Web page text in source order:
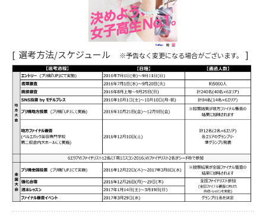
選考方法/スケジュール ※予告なく変更になる場合がございます。